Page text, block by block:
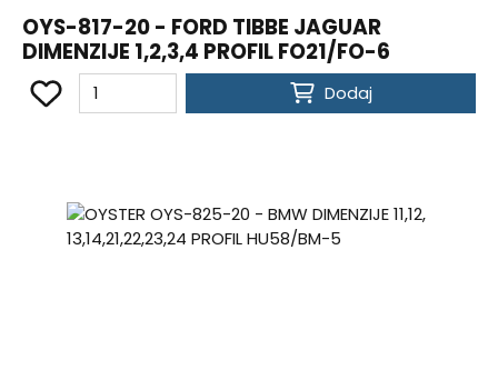
OYS-817-20 - FORD TIBBE JAGUAR
DIMENZIJE 1,2,3,4 PROFIL FO21/FO-6
Dodaj